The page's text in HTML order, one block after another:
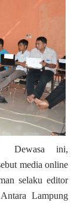
Dewasa ini,
media online
selaku editor
Lampung